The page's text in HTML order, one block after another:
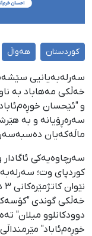
کوردستان هەواڵ
خەڵكی مەهاباد بە
سەرەڕۆیانە و بە
ماڵەکەیان دەسبەسەر
سەرچاوەیەکی
خەڵكی گوندی